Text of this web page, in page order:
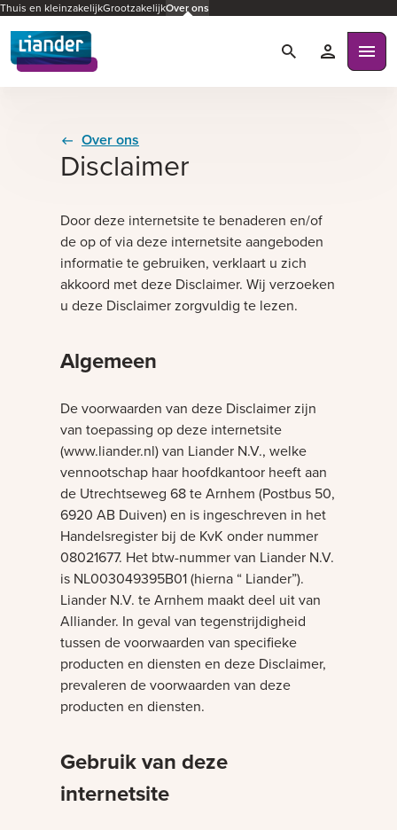
Thuis en kleinzakelijkGrootzakelijkOver ons
ZoekenMijn
Over ons
Disclaimer
Door deze internetsite te benaderen en/of
de op of via deze internetsite aangeboden
informatie te gebruiken, verklaart u zich
akkoord met deze Disclaimer. Wij verzoeken
u deze Disclaimer zorgvuldig te lezen.
Algemeen
De voorwaarden van deze Disclaimer zijn
van toepassing op deze internetsite
(www.liander.nl) van Liander N.V., welke
vennootschap haar hoofdkantoor heeft aan
de Utrechtseweg 68 te Arnhem (Postbus 50,
6920 AB Duiven) en is ingeschreven in het
Handelsregister bij de KvK onder nummer
08021677. Het btw-nummer van Liander N.V.
is NL003049395B01 (hierna “ Liander”).
Liander N.V. te Arnhem maakt deel uit van
Alliander. In geval van tegenstrijdigheid
tussen de voorwaarden van specifieke
producten en diensten en deze Disclaimer,
prevaleren de voorwaarden van deze
producten en diensten.
Gebruik van deze
internetsite